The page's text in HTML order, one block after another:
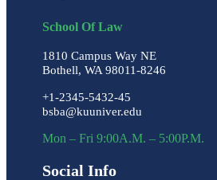
School Of Law
1810 Campus Way NE
Bothell, WA 98011-8246
+1-2345-5432-45
bsba@kuuniver.edu
Mon – Fri 9:00A.M. – 5:00P.M.
Social Info